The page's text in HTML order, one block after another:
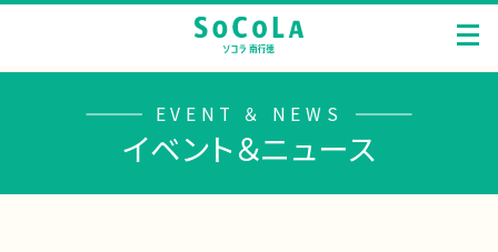
EVENT ＆ NEWS
イベント＆ニュース